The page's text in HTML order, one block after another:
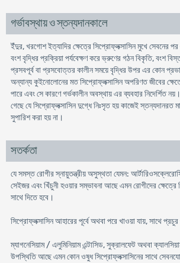
গর্ভাবস্থায় ও স্তন্যদানকালে
ইঁদুর, খরগোশ ইত্যাদির ক্ষেত্রে সিপ্রোফ্লক্সাসিন মুখে সেবনের
বংশ বৃদ্ধির প্রক্রিয়া পর্যবেক্ষণ করে ভ্রুণের গঠন বিকৃতি, বংশ
প্রসবপূর্ব বা প্রসবোত্তর কালীন সময়ে বৃদ্ধির উপর এর কোন
অন্যান্য কুইনোলোনের মত সিপ্রোফ্লক্সাসিন অপরিণত জীবের
পারে এবং সে কারণে গর্ভকালীন অবস্থায় এর ব্যবহার নিদের্শিত
গেছে যে সিপ্রোফ্লক্সাসিন দুগ্ধে নিঃসৃত হয় কাজেই স্তন্যদানরত
সুপারিশ করা হয় না।
সতর্কতা
যে সমস্ত রোগীর স্নায়ুতন্ত্রীয় অসুস্থতা যেমন:
সেইজর এবং খিঁচুনী হওয়ার সম্ভাবনা আছে এমন রোগীদের ক্ষেত্রে
সাথে দিতে হবে।
সিপ্রোফ্লক্সাসিন আহারের পূর্বে অথবা পরে খাওয়া যায়, সাথে
ম্যাগনেসিয়াম / এলুমিনিয়াম এন্টাসিড, সুক্রালফেট অথবা
উপস্থিতি আছে এমন কোন ওষুধ সিপ্রোফ্লক্সাসিনের সাথে